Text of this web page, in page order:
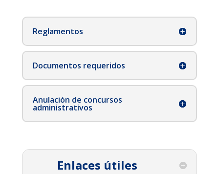
Reglamentos
Documentos requeridos
Anulación de concursos
administrativos
Enlaces útiles